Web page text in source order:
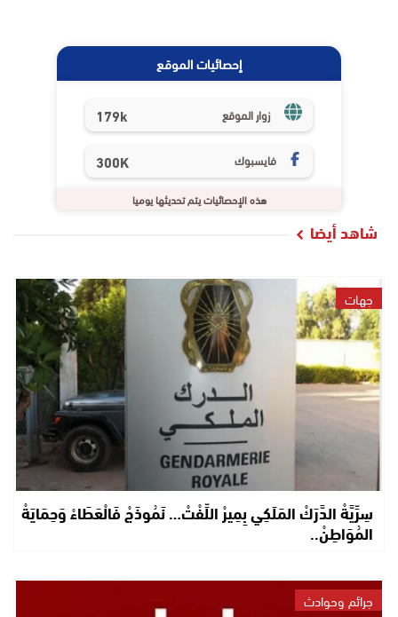
إحصائيات الموقع
زوار الموقع 179k
فايسبوك 300K
هذه الإحصائيات يتم تحديثها يوميا
شاهد أيضا
جهات
سِرِّيَّةْ الدَّرَكْ المَلَكِي بِمِيرْ اللِّفْتْ… نَمُوذَجْ فَالْعَطَاءْ وَحِمَايَةْ
المُوَاطِنْ..
جرائم وحوادث